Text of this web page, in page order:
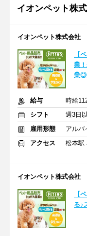
イオンペット株
イオンペット株式会社
【
業
業◎
給与
時給
シフト
週3日
雇用形態
アルバ
アクセス
松本駅
イオンペット株式会社
【
る♪